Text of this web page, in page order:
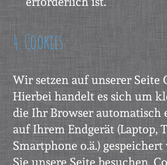
4. Cookies
Wir setzen auf unserer Seite
Hierbei handelt es sich um
die Ihr Browser automatisch
auf Ihrem Endgerät (Laptop,
Smartphone o.ä.)
Sie unsere Seite besuchen.